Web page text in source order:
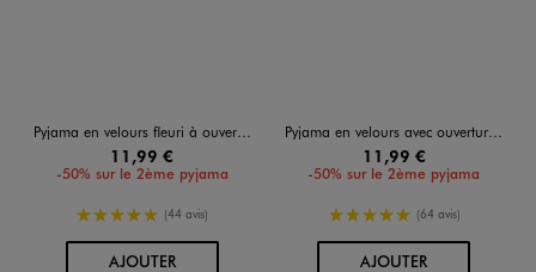
Pyjama en velours fleuri à ouverture devant bébé
11,99 €
-50% sur le 2ème pyjama
5/5 de moyenne
(44 avis)
AJOUTERAU PANIER
Pyjama en velours avec ouverture avant et motifs pois bébé
11,99 €
-50% sur le 2ème pyjama
5/5 de moyenne
(64 avis)
AJOUTERAU PANIER